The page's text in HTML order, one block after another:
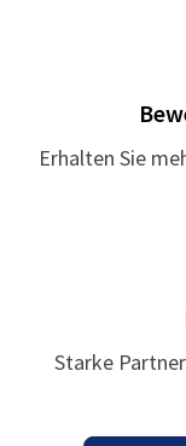
Erhalten Sie
Starke